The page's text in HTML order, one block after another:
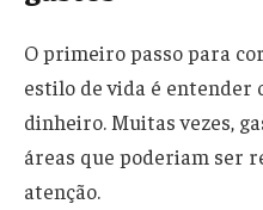
O primeiro passo para
estilo de vida é entender
dinheiro. Muitas vezes,
áreas que poderiam ser
atenção.